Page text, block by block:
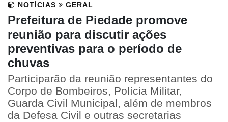
NOTÍCIAS GERAL
Prefeitura de Piedade promove
reunião para discutir ações
preventivas para o período de
chuvas
Participarão da reunião representantes do
Corpo de Bombeiros, Polícia Militar,
Guarda Civil Municipal, além de membros
da Defesa Civil e outras secretarias